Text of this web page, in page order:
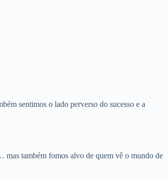
sentimos o lado perverso do sucesso e a
mas também fomos alvo de quem vê o mundo de